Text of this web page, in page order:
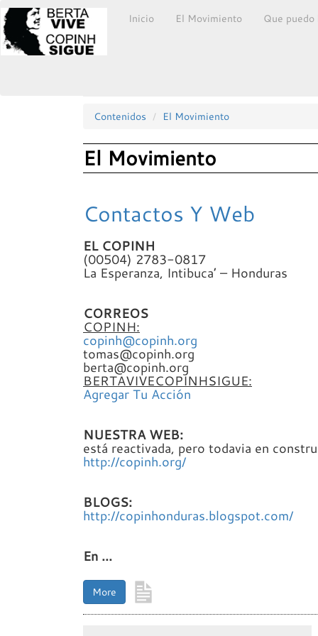
Inicio El Movimiento Que puedo
Contenidos El Movimiento
El Movimiento
Contactos Y Web
EL COPINH
(00504) 2783-0817
La Esperanza, Intibuca’ – Honduras
CORREOS
COPINH:
copinh@copinh.org
tomas@copinh.org
berta@copinh.org
BERTAVIVECOPINHSIGUE:
Agregar Tu Acción
NUESTRAWEB:
está reactivada, pero todavia en
http://copinh.org/
BLOGS:
http://copinhonduras.blogspot.com/
En ...
More